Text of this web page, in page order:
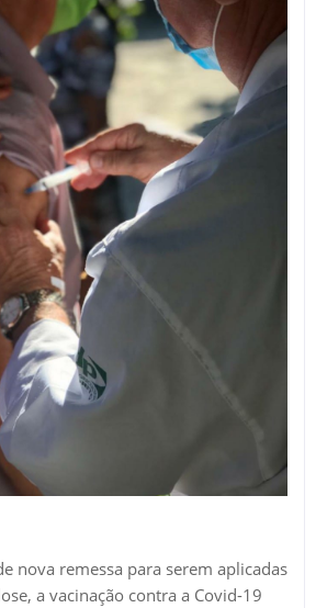
nova remessa para serem aplicadas
a vacinação contra a Covid-19